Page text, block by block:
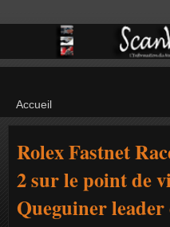
Rolex Fastnet
2 sur le point de
Queguiner